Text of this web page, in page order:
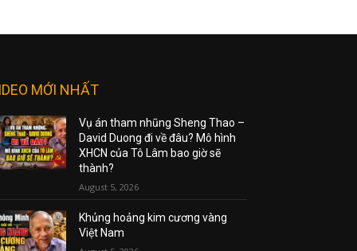
MỚI NHẤT
Vụ án tham nhũng Sheng Thao –
David Duong đi về đâu? Mô hình
XHCN của Tô Lâm bao giờ sẽ
thành?
August 5, 2026
Khủng hoảng kim cương vàng
Việt Nam